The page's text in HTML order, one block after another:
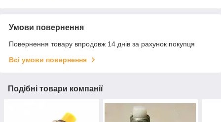
Умови повернення
Повернення товару впродовж 14 днів за рахунок покупця
Всі умови повернення
Подібні товари компанії